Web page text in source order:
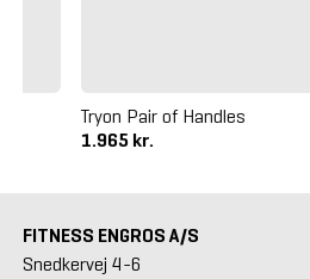
Tryon Pair of Handles
1.965 kr.
FITNESS ENGROS A/S
Snedkervej 4-6